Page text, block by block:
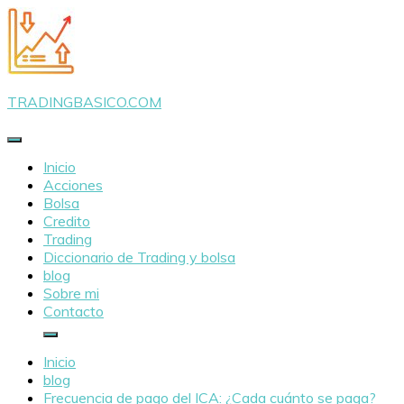
Saltar
al
contenido
TRADINGBASICO.COM
Inicio
Acciones
Bolsa
Credito
Trading
Diccionario de Trading y bolsa
blog
Sobre mi
Contacto
Inicio
blog
Frecuencia de pago del ICA: ¿Cada cuánto se paga?